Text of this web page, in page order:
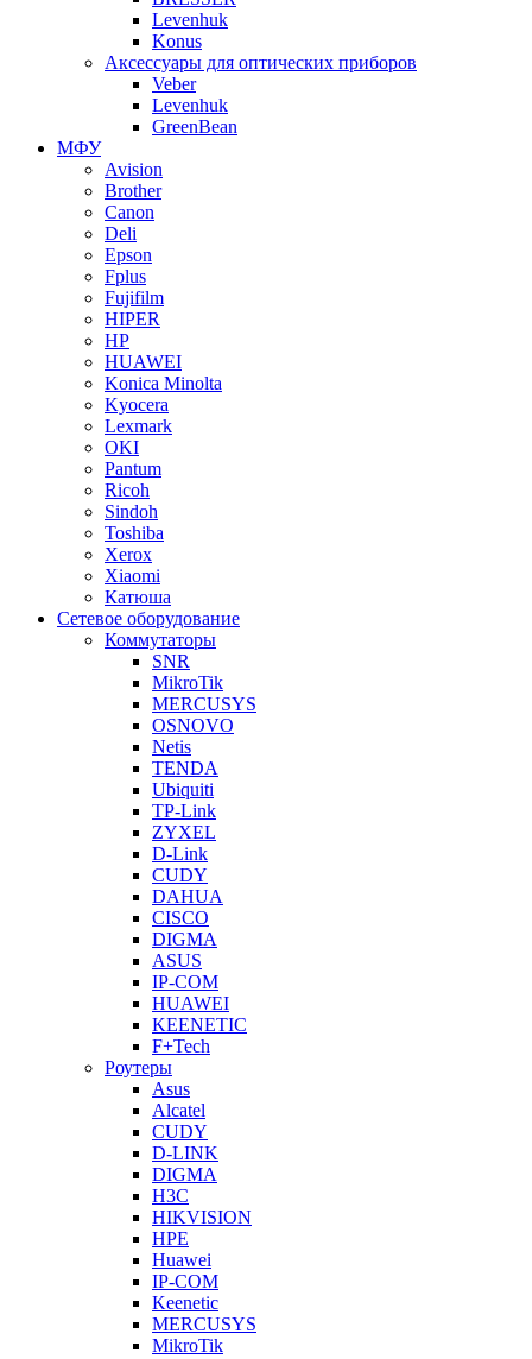
Levenhuk
Konus
Аксессуары для оптических приборов
Veber
Levenhuk
GreenBean
МФУ
Avision
Brother
Canon
Deli
Epson
Fplus
Fujifilm
HIPER
HP
HUAWEI
Konica Minolta
Kyocera
Lexmark
OKI
Pantum
Ricoh
Sindoh
Toshiba
Xerox
Xiaomi
Катюша
Сетевое оборудование
Коммутаторы
SNR
MikroTik
MERCUSYS
OSNOVO
Netis
TENDA
Ubiquiti
TP-Link
ZYXEL
D-Link
CUDY
DAHUA
CISCO
DIGMA
ASUS
IP-COM
HUAWEI
KEENETIC
F+Tech
Роутеры
Asus
Alcatel
CUDY
D-LINK
DIGMA
H3C
HIKVISION
HPE
Huawei
IP-COM
Keenetic
MERCUSYS
MikroTik